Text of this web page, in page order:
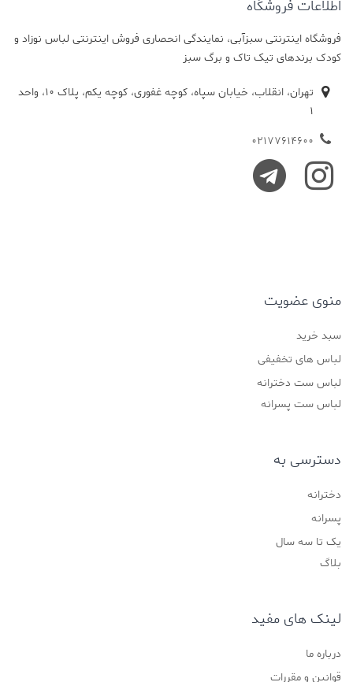
اطلاعات فروشگاه
فروشگاه اینترنتی سبزآبی، نمایندگی انحصاری فروش اینترنتی لباس نوزاد و
کودک برندهای تیک تاک و برگ سبز
تهران، انقلاب، خیابان سپاه، کوچه غفوری، کوچه یکم، پلاک 10، واحد
1
02177614600
منوی عضویت
سبد خرید
لباس های تخفیفی
لباس ست دخترانه
لباس ست پسرانه
دسترسی به
دخترانه
پسرانه
یک تا سه سال
بلاگ
لینک های مفید
درباره ما
قوانین و مقررات